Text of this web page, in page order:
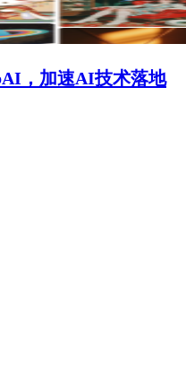
，加速AI技术落地